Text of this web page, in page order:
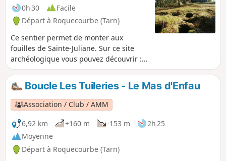
0h 30
Facile
Départ à Roquecourbe (Tarn)
Ce sentier permet de monter aux
fouilles de Sainte-Juliane. Sur ce site
archéologique vous pouvez découvrir :
les vestiges de l’église, une dizaine de
sarcophages de différentes tailles ; un
peu plus en contrebas, des cuves
creusées à même le sol ; à la limite de la
partie boisée, les anciens gradins celtes
; derrière l’église, dans la partie boisée,
les vestiges d’une forge.
Boucle Les Tuileries - Le Mas d'Enfau
Association / Club / AMM
6,92 km
+160 m -153 m
2h 25
Moyenne
Départ à Roquecourbe (Tarn)